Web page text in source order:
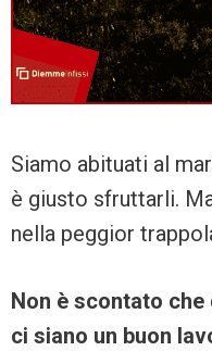
Siamo abituati al
è giusto sfruttarli.
nella peggior
Non è scontato
ci siano un buon